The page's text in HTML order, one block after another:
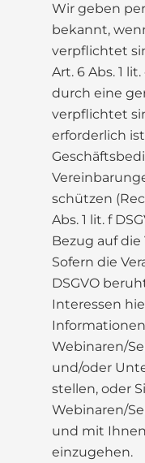
Wir geben
bekannt,
verpflichtet
Art. 6 Abs. 1
durch eine
verpflichtet
erforderlich
schützen
Abs. 1 lit. f
Bezug auf
Sofern die
DSGVO
Interessen
Webinaren/
und/oder
stellen, oder
Webinaren/
und mit
einzugehen.